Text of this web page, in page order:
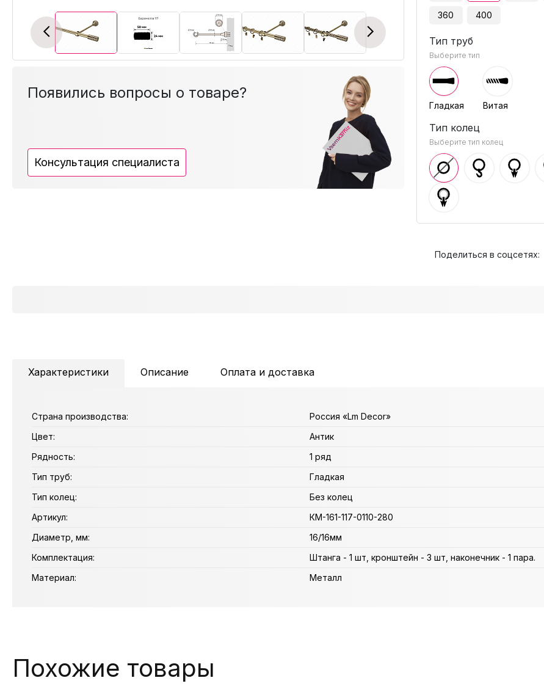
Previous Next
Появились вопросы о товаре?
Консультация специалиста
360 400
Тип труб
Выберите тип
Гладкая Витая
Тип колец
Выберите тип колец
Поделиться в соцсетях:
Характеристики Описание Оплата и доставка
Страна производства:
Россия «Lm Decor»
Цвет:
Антик
Рядность:
1 ряд
Тип труб:
Гладкая
Тип колец:
Без колец
Артикул:
КМ-161-117-0110-280
Диаметр, мм:
16/16мм
Комплектация:
Штанга - 1 шт, кронштейн - 3 шт, наконечник - 1 пара.
Материал:
Металл
Похожие товары